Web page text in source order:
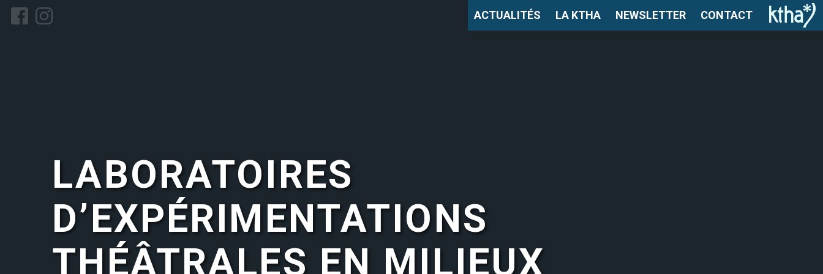
ACTUALITÉS LA KTHA NEWSLETTER CONTACT
LABORATOIRES
D’EXPÉRIMENTATIONS
THÉÂTRALES EN MILIEUX